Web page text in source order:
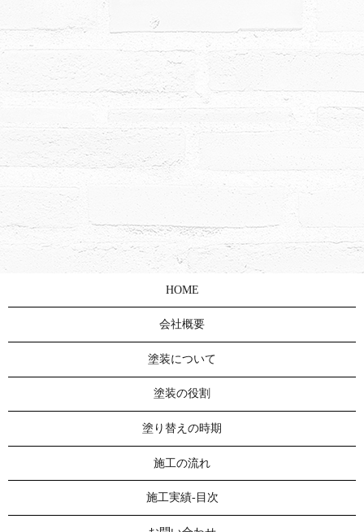
HOME
会社概要
塗装について
塗装の役割
塗り替えの時期
施工の流れ
施工実績-目次